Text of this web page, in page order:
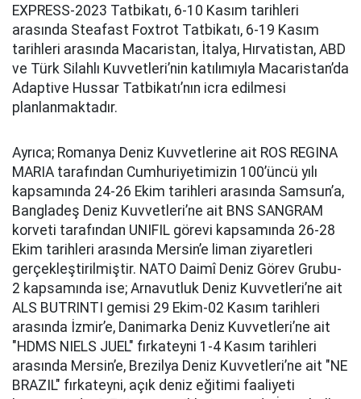
EXPRESS-2023 Tatbikatı, 6-10 Kasım tarihleri
arasında Steafast Foxtrot Tatbikatı, 6-19 Kasım
tarihleri arasında Macaristan, İtalya, Hırvatistan, ABD
ve Türk Silahlı Kuvvetleri’nin katılımıyla Macaristan’da
Adaptive Hussar Tatbikatı’nın icra edilmesi
planlanmaktadır.
Ayrıca; Romanya Deniz Kuvvetlerine ait ROS REGINA
MARIA tarafından Cumhuriyetimizin 100’üncü yılı
kapsamında 24-26 Ekim tarihleri arasında Samsun’a,
Bangladeş Deniz Kuvvetleri’ne ait BNS SANGRAM
korveti tarafından UNIFIL görevi kapsamında 26-28
Ekim tarihleri arasında Mersin’e liman ziyaretleri
gerçekleştirilmiştir. NATO Daimî Deniz Görev Grubu-
2 kapsamında ise; Arnavutluk Deniz Kuvvetleri’ne ait
ALS BUTRINTI gemisi 29 Ekim-02 Kasım tarihleri
arasında İzmir’e, Danimarka Deniz Kuvvetleri’ne ait
"HDMS NIELS JUEL" fırkateyni 1-4 Kasım tarihleri
arasında Mersin’e, Brezilya Deniz Kuvvetleri’ne ait "NE
BRAZIL" fırkateyni, açık deniz eğitimi faaliyeti